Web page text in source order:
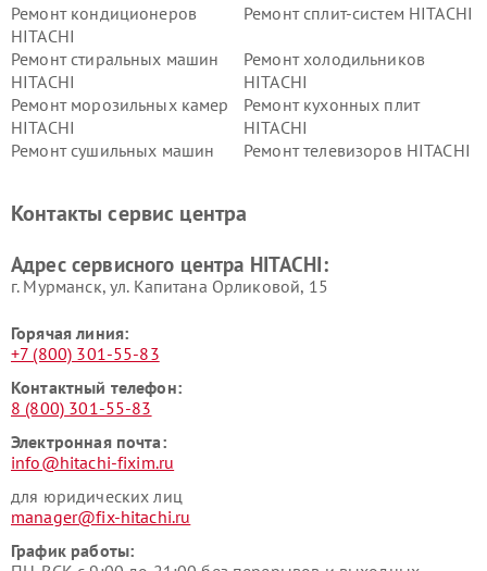
Ремонт кондиционеров
HITACHI
Ремонт сплит-систем HITACHI
Ремонт стиральных машин
HITACHI
Ремонт холодильников
HITACHI
Ремонт морозильных камер
HITACHI
Ремонт кухонных плит
HITACHI
Ремонт сушильных машин
Ремонт телевизоров HITACHI
данных HITACHI
HITACHI
HITACHI
HITACHI
Контакты сервис центра
Адрес сервисного центра HITACHI:
г. Мурманск, ул. Капитана Орликовой, 15
Горячая линия:
+7 (800) 301-55-83
Контактный телефон:
8 (800) 301-55-83
Электронная почта:
info@hitachi-fixim.ru
для юридических лиц
manager@fix-hitachi.ru
График работы: